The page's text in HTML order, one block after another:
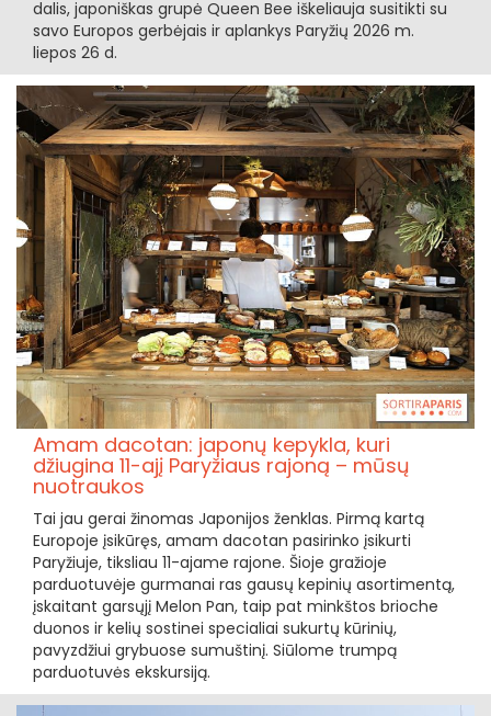
dalis, japoniškas grupė Queen Bee iškeliauja susitikti su
savo Europos gerbėjais ir aplankys Paryžių 2026 m.
liepos 26 d.
Amam dacotan: japonų kepykla, kuri
džiugina 11-ajį Paryžiaus rajoną – mūsų
nuotraukos
Tai jau gerai žinomas Japonijos ženklas. Pirmą kartą
Europoje įsikūręs, amam dacotan pasirinko įsikurti
Paryžiuje, tiksliau 11-ajame rajone. Šioje gražioje
parduotuvėje gurmanai ras gausų kepinių asortimentą,
įskaitant garsųjį Melon Pan, taip pat minkštos brioche
duonos ir kelių sostinei specialiai sukurtų kūrinių,
pavyzdžiui grybuose sumuštinį. Siūlome trumpą
parduotuvės ekskursiją.